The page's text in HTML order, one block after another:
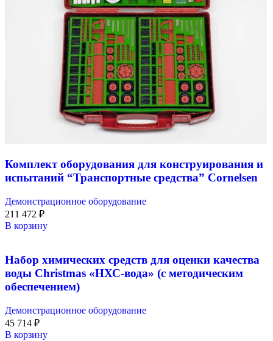
Комплект оборудования для конструирования и
испытаний “Транспортные средства” Cornelsen
Демонстрационное оборудование
211 472 ₽
В корзину
Набор химических средств для оценки качества
воды Christmas «НХС-вода» (с методическим
обеспечением)
Демонстрационное оборудование
45 714 ₽
В корзину